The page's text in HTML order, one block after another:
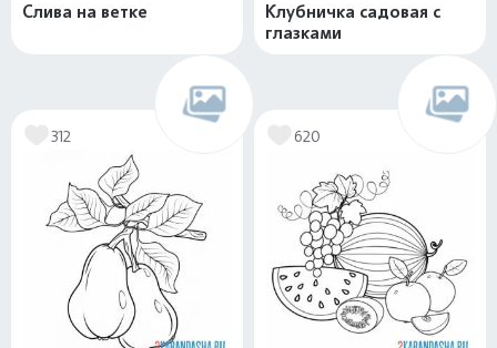
Слива на ветке
Клубничка садовая с
глазками
312 620